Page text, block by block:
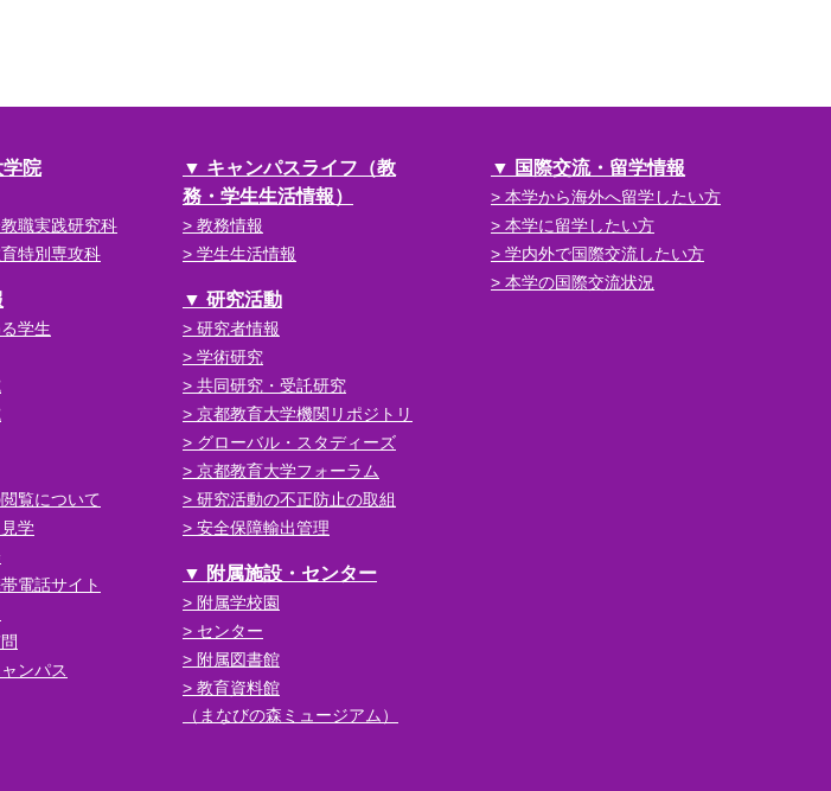
院
職実践研究科
特別専攻科
学生
覧について
学
電話サイト
ンパス
キャンパスライフ（教
務・学生生活情報）
教務情報
学生生活情報
研究活動
研究者情報
学術研究
共同研究・受託研究
京都教育大学機関リポジトリ
グローバル・スタディーズ
京都教育大学フォーラム
研究活動の不正防止の取組
安全保障輸出管理
附属施設・センター
附属学校園
センター
附属図書館
教育資料館
（まなびの森ミュージアム）
国際交流・留学情報
本学から海外へ留学したい方
本学に留学したい方
学内外で国際交流したい方
本学の国際交流状況